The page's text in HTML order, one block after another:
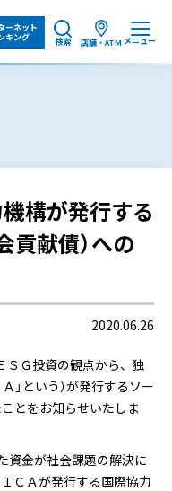
ーネット
キング
検索 店舗・ATM メニュー
構が発行する
貢献債）への
2020.06.26
ＳＧ投資の観点から、独
」という）が発行するソー
とをお知らせいたしま
資金が社会課題の解決に
ＣＡが発行する国際協力